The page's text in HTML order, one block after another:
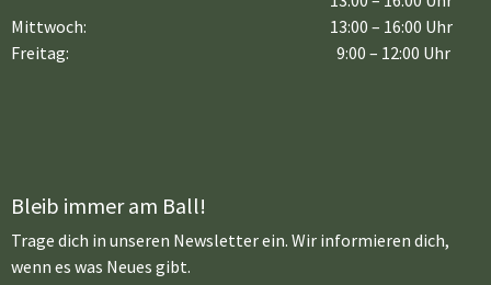
Mittwoch:
Freitag:
13:00 – 16:00 Uhr
9:00 – 12:00 Uhr
Bleib immer am Ball!
Trage dich in unseren Newsletter ein. Wir informieren dich,
wenn es was Neues gibt.